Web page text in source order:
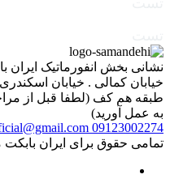
نشانی بخش انفورماتیک ایران
طبقه هم کف (لطفا قبل از
به عمل آورید)
09123002274
تمامی حقوق برای ایران